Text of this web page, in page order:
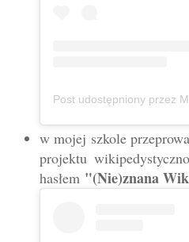
w mojej szkole
projektu
hasłem"(Nie)znana